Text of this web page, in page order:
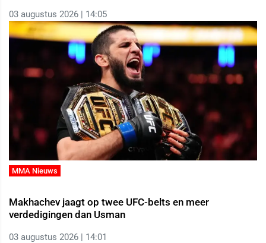
03 augustus 2026 | 14:05
MMA Nieuws
Makhachev jaagt op twee UFC-belts en meer
verdedigingen dan Usman
03 augustus 2026 | 14:01